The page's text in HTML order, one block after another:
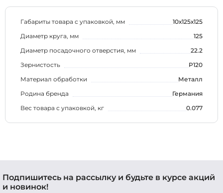
Габариты товара с упаковкой, мм
10х125х125
Диаметр круга, мм
125
Диаметр посадочного отверстия, мм
22.2
Зернистость
P120
Материал обработки
Металл
Родина бренда
Германия
Вес товара с упаковкой, кг
0.077
Подпишитесь на рассылку и будьте в курсе акций
и новинок!